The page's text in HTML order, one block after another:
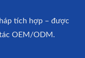
tích hợp – được
OEM/ODM.